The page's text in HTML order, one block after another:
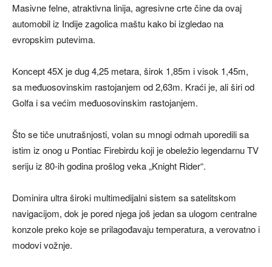
Masivne felne, atraktivna linija, agresivne crte čine da ovaj
automobil iz Indije zagolica maštu kako bi izgledao na
evropskim putevima.
Koncept 45X je dug 4,25 metara, širok 1,85m i visok 1,45m,
sa međuosovinskim rastojanjem od 2,63m. Kraći je, ali širi od
Golfa i sa većim međuosovinskim rastojanjem.
Što se tiče unutrašnjosti, volan su mnogi odmah uporedili sa
istim iz onog u Pontiac Firebirdu koji je obeležio legendarnu TV
seriju iz 80-ih godina prošlog veka „Knight Rider“.
Dominira ultra široki multimedijalni sistem sa satelitskom
navigacijom, dok je pored njega još jedan sa ulogom centralne
konzole preko koje se prilagođavaju temperatura, a verovatno i
modovi vožnje.